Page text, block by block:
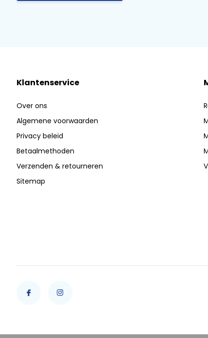
Klantenservice
Over ons
Algemene voorwaarden
Privacy beleid
Betaalmethoden
Verzenden & retourneren
Sitemap